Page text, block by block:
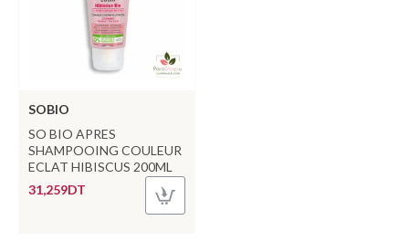
SOBIO
SO BIO APRES
SHAMPOOING COULEUR
ECLAT HIBISCUS 200ML
31,259DT